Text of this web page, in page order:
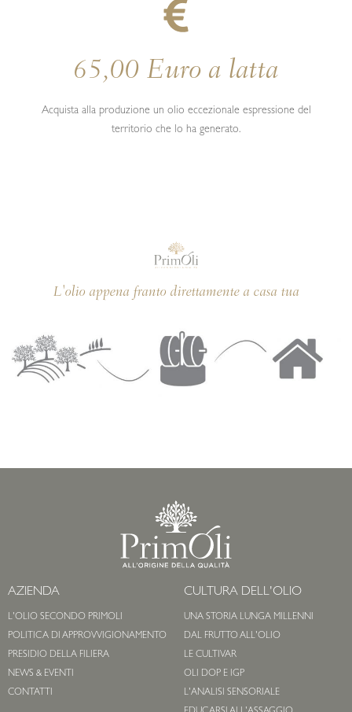
riciclabile
Una raccolta differenziata consapevole aiuta
l’ambiente. Le regole possono variare da comune
raccolta differenziata.
65,00 Euro a latta
Acquista alla produzione un olio eccezionale espressione del
territorio che lo ha generato.
Pagamento sicuro
Attraverso la piattaforma Stripe aderente ai più alti
L'olio appena franto direttamente a casa tua
AZIENDA
L'OLIO SECONDO PRIMOLI
POLITICA DI APPROVVIGIONAMENTO
PRESIDIO DELLA FILIERA
NEWS & EVENTI
CONTATTI
CULTURA DELL'OLIO
UNA STORIA LUNGA MILLENNI
DAL FRUTTO ALL'OLIO
LE CULTIVAR
OLI DOP E IGP
L'ANALISI SENSORIALE